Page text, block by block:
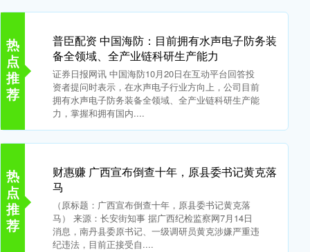
热
点
推
荐
普臣配资 中国海防：目前拥有水声电子防务装
备全领域、全产业链科研生产能力
证券日报网讯 中国海防10月20日在互动平台回答投
资者提问时表示，在水声电子行业方向上，公司目前
拥有水声电子防务装备全领域、全产业链科研生产能
力，掌握和拥有国内....
热
点
推
荐
财惠赚 广西宣布倒查十年，原县委书记黄克落
马
（原标题：广西宣布倒查十年，原县委书记黄克落
马） 来源：长安街知事 据广西纪检监察网7月14日
消息，南丹县委原书记、一级调研员黄克涉嫌严重违
纪违法，目前正接受自....